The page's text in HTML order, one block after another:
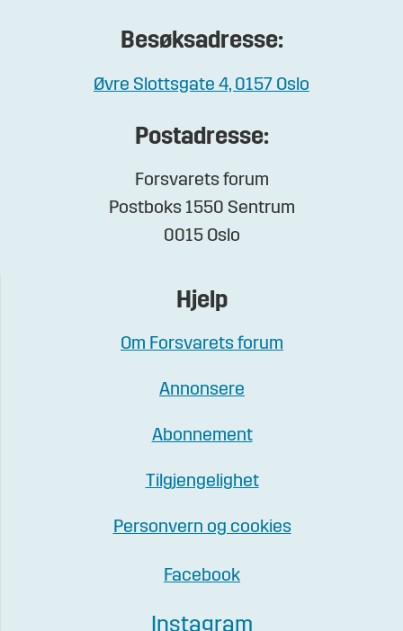
Besøksadresse:
Øvre Slottsgate 4, 0157 Oslo
Postadresse:
Forsvarets forum
Postboks 1550 Sentrum
0015 Oslo
Hjelp
Om Forsvarets forum
Annonsere
Abonnement
Tilgjengelighet
Personvern og cookies
Facebook
Instagram